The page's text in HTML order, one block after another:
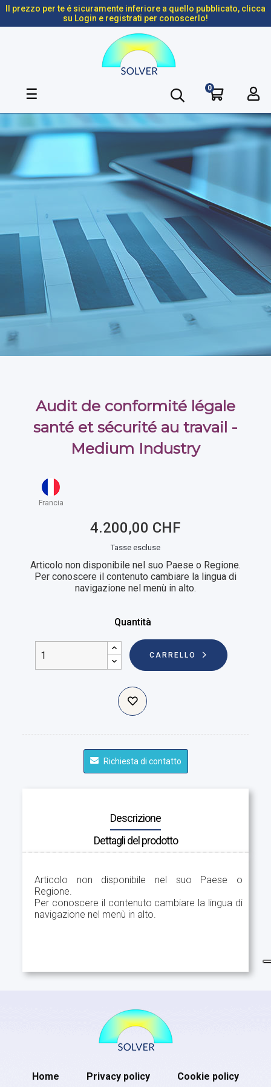
Il prezzo per te é sicuramente inferiore a quello pubblicato, clicca
su Login e registrati per conoscerlo!
navigazione
☰ 0
Audit de conformité légale
santé et sécurité au travail -
Medium Industry
Francia
4.200,00 CHF
Tasse escluse
Articolo non disponibile nel suo Paese o Regione.
Per conoscere il contenuto cambiare la lingua di
navigazione nel menù in alto.
Quantità
CARRELLO
Richiesta di contatto
Descrizione
Dettagli del prodotto
Articolo non disponibile nel suo Paese o
Regione.
Per conoscere il contenuto cambiare la lingua di
navigazione nel menù in alto.
Home Privacy policy
Cookie policy